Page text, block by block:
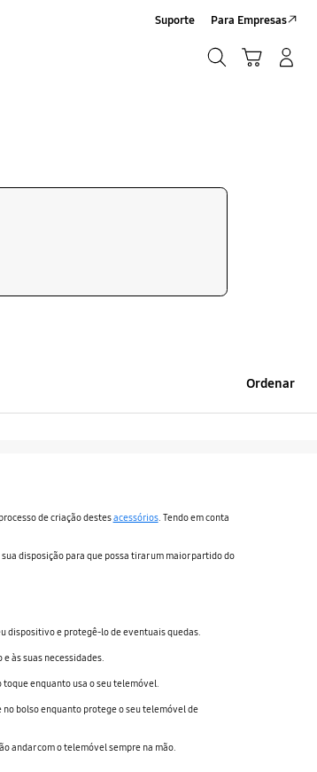
Suporte Para Empresas
Ordenar
de criação destesacessórios. Tendo em conta
disposição para que possa tirar um maior partido do
dispositivo e protegê-lo de eventuais quedas.
às suas necessidades.
enquanto usa o seu telemóvel.
bolso enquanto protege o seu telemóvel de
andar com o telemóvel sempre na mão.